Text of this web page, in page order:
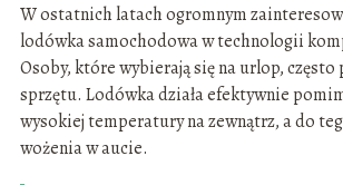
W ostatnich latach ogromnym
lodówka samochodowa w technologii
Osoby, które wybierają się na urlop,
sprzętu. Lodówka działa efektywnie
wysokiej temperatury na zewnątrz, a do
wożenia w aucie.